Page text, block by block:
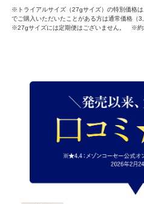
※トライアルサイズ（27gサイズ）の特別価格
でご購入いただいたことがある方は通常価格（
※27gサイズには定期便はございません。 ※約